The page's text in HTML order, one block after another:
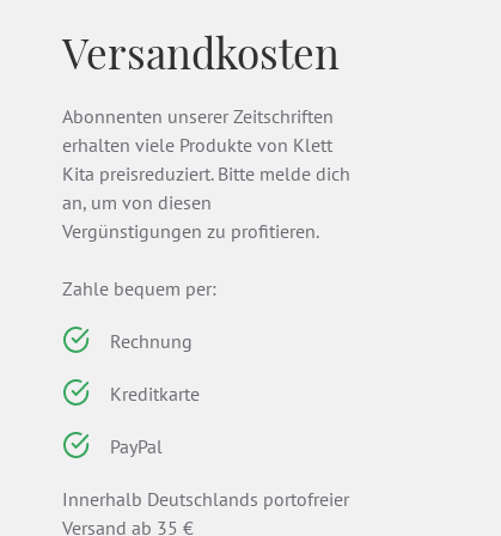
Versandkosten
Abonnenten unserer Zeitschriften
erhalten viele Produkte von Klett
Kita preisreduziert. Bitte melde dich
an, um von diesen
Vergünstigungen zu profitieren.
Zahle bequem per:
Rechnung
Kreditkarte
PayPal
Innerhalb Deutschlands portofreier
Versand ab 35 €